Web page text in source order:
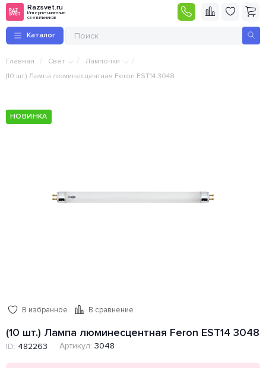
Razsvet.ru
Интернет-магазин
светильников
Каталог
Главная / Свет / Лампочки /
(10 шт.) Лампа люминесцентная Feron EST14 3048
НОВИНКА
В избранное В сравнение
(10 шт.) Лампа люминесцентная Feron EST14 3048
ID: 482263 Артикул: 3048